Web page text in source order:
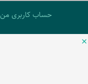
حساب کاربری من